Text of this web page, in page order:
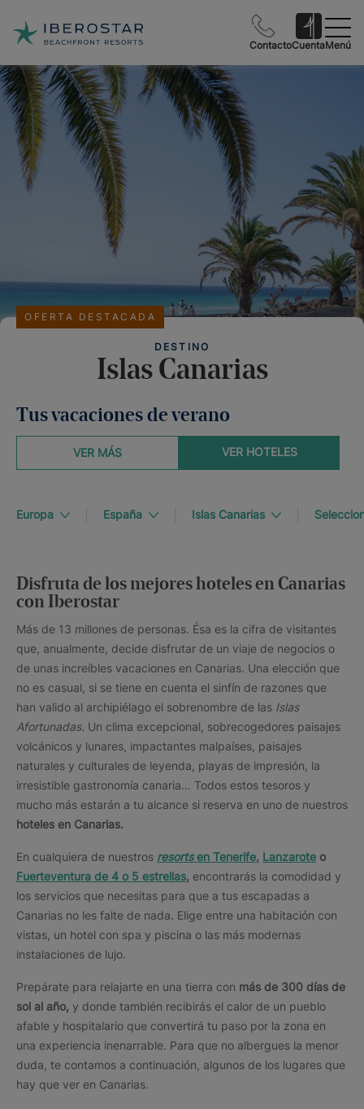
ContactoCuentaMenú
DESTINO
Islas Canarias
OFERTA DESTACADA
Tus vacaciones de verano
VER HOTELES
VER MÁS
Europa España Islas Canarias
Disfruta de los mejores hoteles en Canarias
con Iberostar
Más de 13 millones de personas. Ésa es la cifra de visitantes
que, anualmente, decide disfrutar de un viaje de negocios o
de unas increíbles vacaciones en Canarias. Una elección que
no es casual, si se tiene en cuenta el sinfín de razones que
han valido al archipiélago el sobrenombre de las Islas
Afortunadas. Un clima excepcional, sobrecogedores paisajes
volcánicos y lunares, impactantes malpaíses, paisajes
naturales y culturales de leyenda, playas de impresión, la
irresistible gastronomía canaria… Todos estos tesoros y
mucho más estarán a tu alcance si reserva en uno de nuestros
hoteles en Canarias.
En cualquiera de nuestros resortsen Tenerife, Lanzarote o
Fuerteventura de 4 o 5 estrellas, encontrarás la comodidad y
los servicios que necesitas para que a tus escapadas a
Canarias no les falte de nada. Elige entre una habitación con
vistas, un hotel con spa y piscina o las más modernas
instalaciones de lujo.
Prepárate para relajarte en una tierra con más de 300 días de
sol al año, y donde también recibirás el calor de un pueblo
afable y hospitalario que convertirá tu paso por la zona en
una experiencia inenarrable. Para que no albergues la menor
duda, te contamos a continuación, algunos de los lugares que
hay que ver en Canarias.